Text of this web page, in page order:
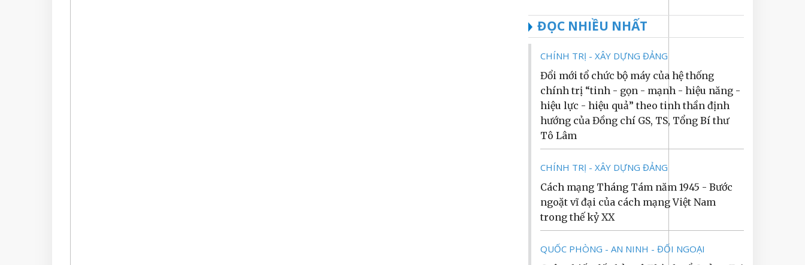
ĐỌC NHIỀU NHẤT
CHÍNH TRỊ - XÂY DỰNG ĐẢNG
Đổi mới tổ chức bộ máy của hệ thống
chính trị “tinh - gọn - mạnh - hiệu năng -
hiệu lực - hiệu quả” theo tinh thần định
hướng của Đồng chí GS, TS, Tổng Bí thư
Tô Lâm
CHÍNH TRỊ - XÂY DỰNG ĐẢNG
Cách mạng Tháng Tám năm 1945 - Bước
ngoặt vĩ đại của cách mạng Việt Nam
trong thế kỷ XX
QUỐC PHÒNG - AN NINH - ĐỐI NGOẠI